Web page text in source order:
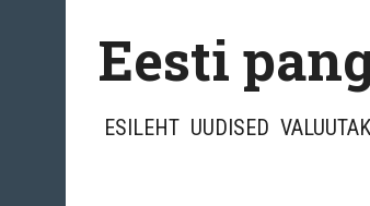
content
Eesti
ESILEHT UUDISED